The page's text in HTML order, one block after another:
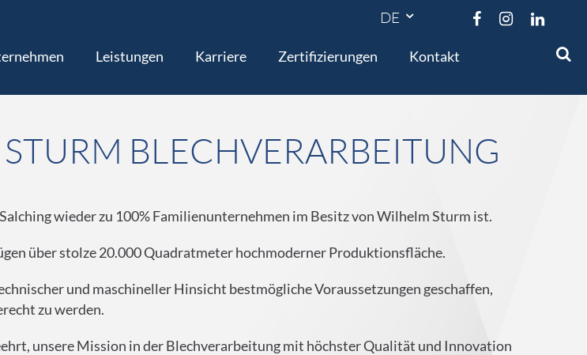

  
Leistungen Karriere Zertifizierungen Kontakt
BLECHVERARBEITUNG
wieder zu 100% Familienunternehmen im Besitz von Wilhelm Sturm ist.
über stolze 20.000 Quadratmeter hochmoderner Produktionsfläche.
und maschineller Hinsicht bestmögliche Voraussetzungen geschaffen,
zu werden.
unsere Mission in der Blechverarbeitung mit höchster Qualität und Innovation